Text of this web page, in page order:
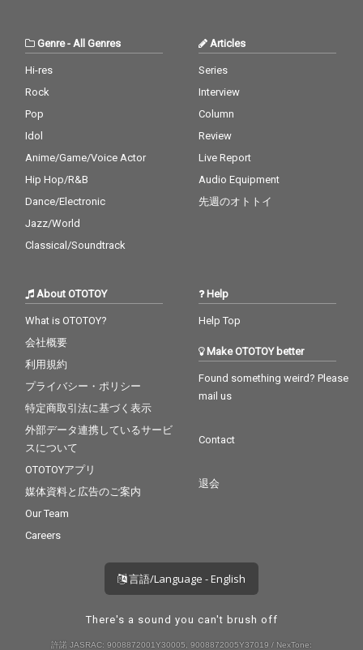
Genre-All Genres
Hi-res
Rock
Pop
Idol
Anime/Game/Voice Actor
Hip Hop/R&B
Dance/Electronic
Jazz/World
Classical/Soundtrack
Articles
Series
Interview
Column
Review
Live Report
Audio Equipment
先週のオトトイ
About OTOTOY
What is OTOTOY?
会社概要
利用規約
プライバシー・ポリシー
特定商取引法に基づく表示
外部データ連携しているサービ
スについて
OTOTOYアプリ
媒体資料と広告のご案内
Our Team
Careers
Help
Help Top
Make OTOTOY better
Found something weird? Please
mail us
Contact
退会
言語/Language - English
There's a sound you can't brush off
許諾 JASRAC: 9008872001Y30005, 9008872005Y37019 / NexTone: